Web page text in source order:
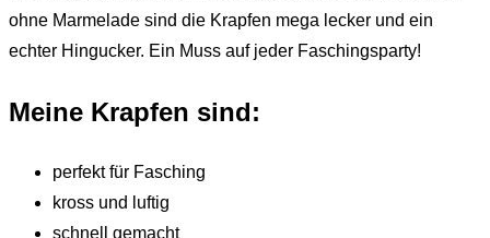
ohne Marmelade sind die Krapfen mega lecker und ein
echter Hingucker. Ein Muss auf jeder Faschingsparty!
Meine Krapfen sind:
perfekt für Fasching
kross und luftig
schnell gemacht